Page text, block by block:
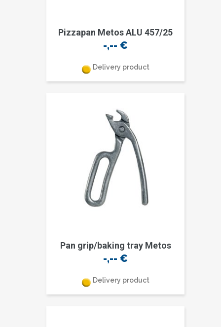
Pizzapan Metos ALU 457/25
-,-- €
Delivery product
Pan grip/baking tray Metos
-,-- €
Delivery product